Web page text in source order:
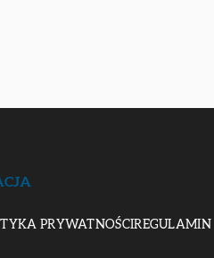
PRYWATNOŚCIREGULAMIN